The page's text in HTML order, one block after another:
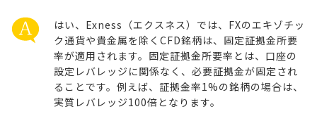
はい、Exness（エクスネス）では、FXのエキゾチッ
ク通貨や貴金属を除くCFD銘柄は、固定証拠金所要
率が適用されます。固定証拠金所要率とは、口座の
設定レバレッジに関係なく、必要証拠金が固定され
ることです。例えば、証拠金率1%の銘柄の場合は、
実質レバレッジ100倍となります。